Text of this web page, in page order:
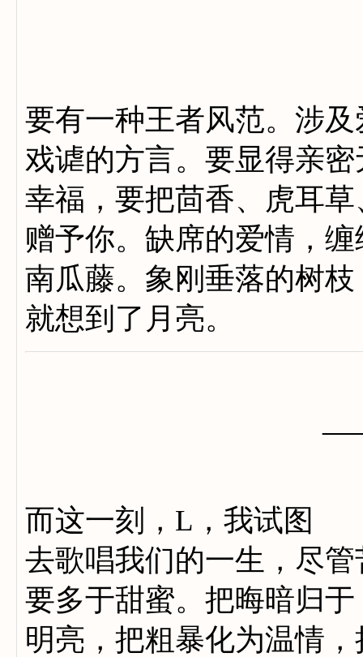
要有一种王者风范。涉
戏谑的方言。要显得亲
幸福，要把茴香、虎耳
赠予你。缺席的爱情，缠
南瓜藤。象刚垂落的树
就想到了月亮。
而这一刻，L，我试图
去歌唱我们的一生，尽管
要多于甜蜜。把晦暗归于
明亮，把粗暴化为温情，